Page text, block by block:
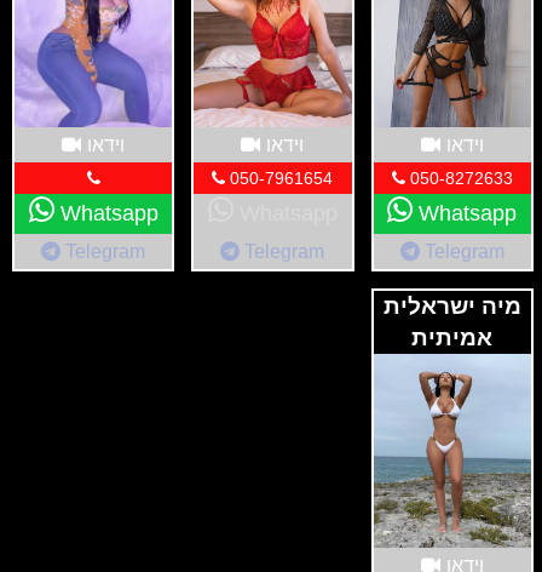
וידאו
050-8272633
Whatsapp
Telegram
וידאו
050-7961654
Telegram
וידאו
Whatsapp
Telegram
מיה ישראלית
אמיתית
מהצפון
וידאו